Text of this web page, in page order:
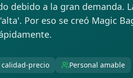
debido a la gran demanda.
Por eso se creó Magic
calidad-precio Personal amable